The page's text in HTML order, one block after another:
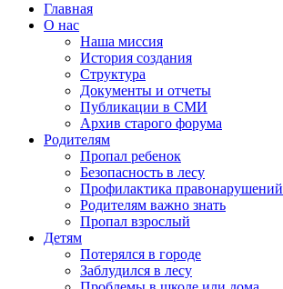
Главная
О нас
Наша миссия
История создания
Структура
Документы и отчеты
Публикации в СМИ
Архив старого форума
Родителям
Пропал ребенок
Безопасность в лесу
Профилактика правонарушений
Родителям важно знать
Пропал взрослый
Детям
Потерялся в городе
Заблудился в лесу